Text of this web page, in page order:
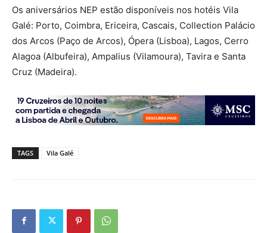
Os aniversários NEP estão disponíveis nos hotéis Vila
Galé: Porto, Coimbra, Ericeira, Cascais, Collection Palácio
dos Arcos (Paço de Arcos), Ópera (Lisboa), Lagos, Cerro
Alagoa (Albufeira), Ampalius (Vilamoura), Tavira e Santa
Cruz (Madeira).
TAGS Vila Galé